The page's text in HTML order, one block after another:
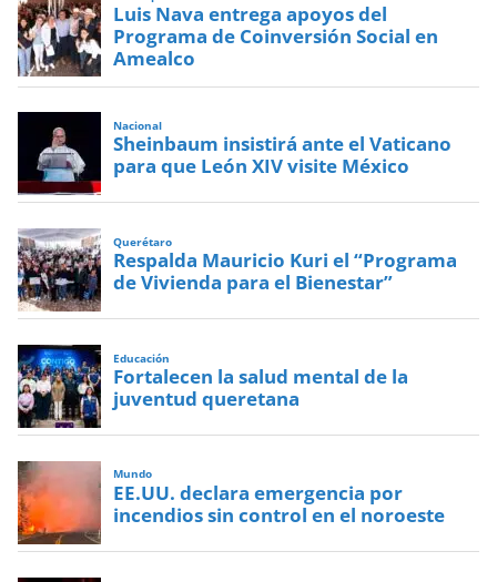
Luis Nava entrega apoyos del
Programa de Coinversión Social en
Amealco
Nacional
Sheinbaum insistirá ante el Vaticano
para que León XIV visite México
Querétaro
Respalda Mauricio Kuri el “Programa
de Vivienda para el Bienestar”
Educación
Fortalecen la salud mental de la
juventud queretana
Mundo
EE.UU. declara emergencia por
incendios sin control en el noroeste